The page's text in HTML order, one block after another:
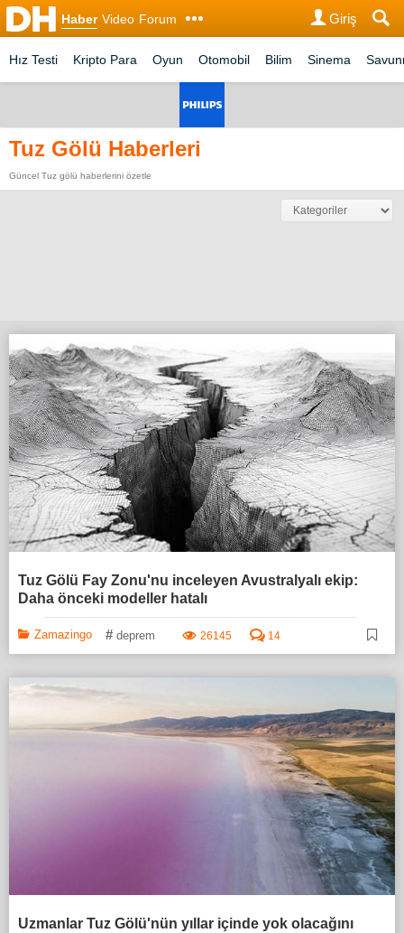
Haber Video Forum Giriş
Hız Testi Kripto Para Oyun Otomobil Bilim Sinema
Tuz Gölü Haberleri
Güncel Tuz gölü haberlerini özetle
Tuz Gölü Fay Zonu'nu inceleyen Avustralyalı ekip:
Daha önceki modeller hatalı
Zamazingo # deprem 26145 14
Uzmanlar Tuz Gölü'nün yıllar içinde yok olacağını